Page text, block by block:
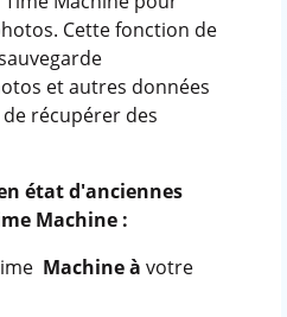
Cette fonction de
et autres données
récupérer des
état d'anciennes
Machine :
Machine àvotre